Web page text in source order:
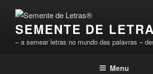
conteúdo
SEMENTE DE
– a semear letras no mundo das palavras –
Menu